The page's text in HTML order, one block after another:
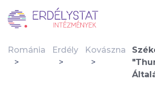
Románia Erdély Kovászna